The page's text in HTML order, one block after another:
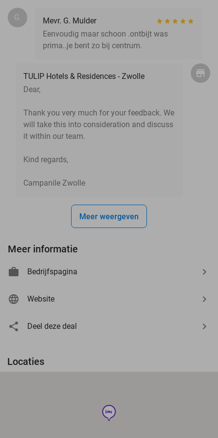
G.
Mevr. G. Mulder
Eenvoudig maar schoon .ontbijt was
prima..je bent zo bij centrum.
TULIP Hotels & Residences - Zwolle
Dear,
Thank you very much for your feedback. We
will take this into consideration and discuss
it within our team.
Kind regards,
Campanile Zwolle
Meer weergeven
Meer informatie
Bedrijfspagina
Website
Deel deze deal
Locaties
hotel